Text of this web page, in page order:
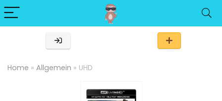
Home » Allgemein » UHD